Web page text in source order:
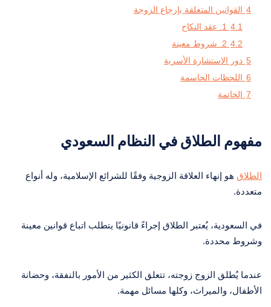
4
القوانين المتعلقة بإرجاع الزوجة
4.1 1. عقد النكاح
4.2 2. شروط معينة
5 دور الاستشارة الأسرية
6
اللحظات الحاسمة
7
الخاتمة
مفهوم الطلاق في النظام السعودي
الطلاق هو إنهاء العلاقة الزوجية وفقًا للشرائع الإسلامية، وله أنواع
متعددة.
في السعودية، يُعتبر الطلاق إجراءً قانونيًا يتطلب اتباع قوانين معينة
وشروط محددة.
عندما يُطلق الزوج زوجته، تتعلق الكثير من الأمور بالنفقة، وحضانة
الأطفال، والميراث، وكلها مسائل مهمة.